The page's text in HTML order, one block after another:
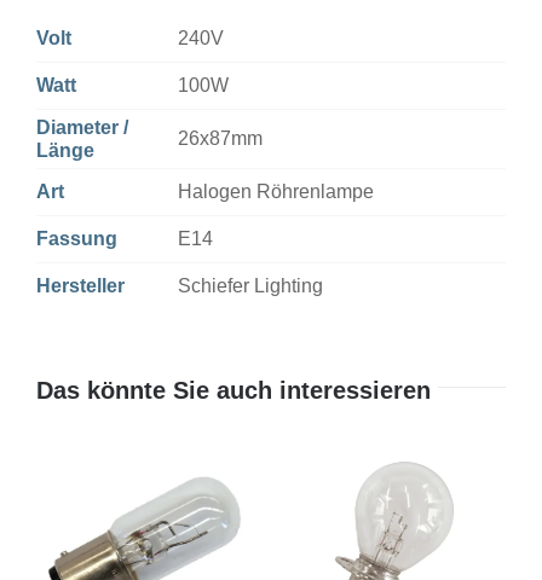
Volt 240V
Watt 100W
Diameter /
Länge
26x87mm
Art Halogen Röhrenlampe
Fassung E14
Hersteller Schiefer Lighting
Das könnte Sie auch interessieren